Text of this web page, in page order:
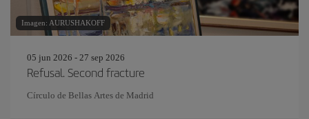
Imagen: AURUSHAKOFF
05 jun 2026 - 27 sep 2026
Refusal. Second fracture
Círculo de Bellas Artes de Madrid